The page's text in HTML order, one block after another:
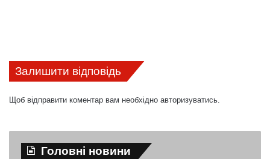
Залишити відповідь
Щоб відправити коментар вам необхідно авторизуватись.
Головні новини